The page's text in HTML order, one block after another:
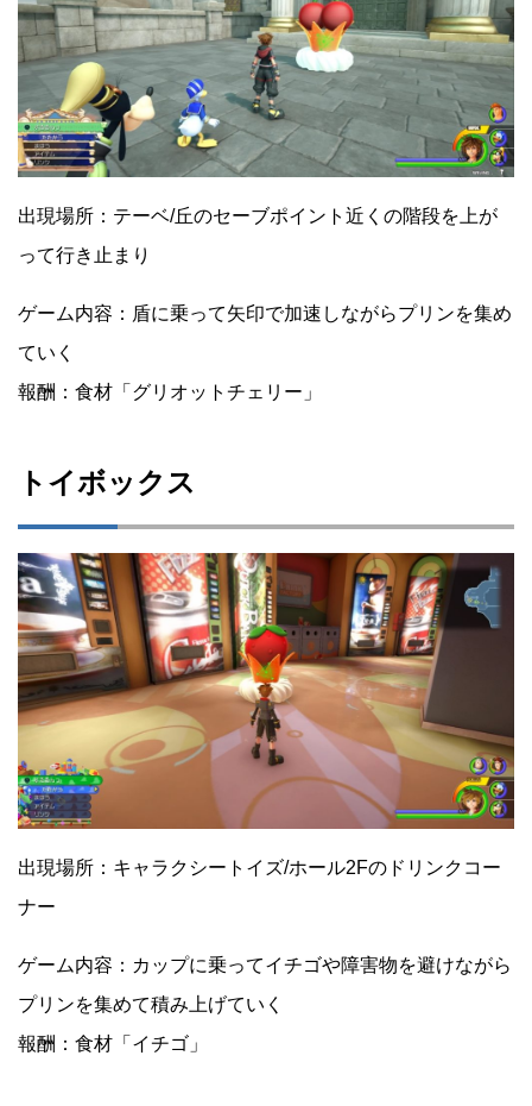
出現場所：テーベ/丘のセーブポイント近くの階段を上が
って行き止まり
ゲーム内容：盾に乗って矢印で加速しながらプリンを集め
ていく
報酬：食材「グリオットチェリー」
トイボックス
出現場所：キャラクシートイズ/ホール2Fのドリンクコー
ナー
ゲーム内容：カップに乗ってイチゴや障害物を避けながら
プリンを集めて積み上げていく
報酬：食材「イチゴ」